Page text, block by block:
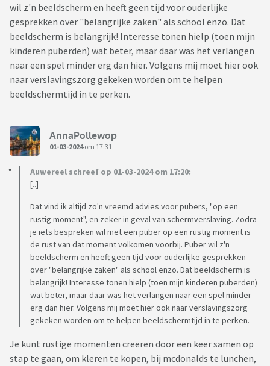
wil z'n beeldscherm en heeft geen tijd voor ouderlijke
gesprekken over "belangrijke zaken" als school enzo. Dat
beeldscherm is belangrijk! Interesse tonen hielp (toen mijn
kinderen puberden) wat beter, maar daar was het verlangen
naar een spel minder erg dan hier. Volgens mij moet hier ook
naar verslavingszorg gekeken worden om te helpen
beeldschermtijd in te perken.
AnnaPollewop
01-03-2024om 17:31
Auwereel schreef op 01-03-2024 om 17:20:
[..]
Dat vind ik altijd zo'n vreemd advies voor pubers, "op een
rustig moment", en zeker in geval van schermverslaving. Zodra
je iets bespreken wil met een puber op een rustig moment is
de rust van dat moment volkomen voorbij. Puber wil z'n
beeldscherm en heeft geen tijd voor ouderlijke gesprekken
over "belangrijke zaken" als school enzo. Dat beeldscherm is
belangrijk! Interesse tonen hielp (toen mijn kinderen puberden)
wat beter, maar daar was het verlangen naar een spel minder
erg dan hier. Volgens mij moet hier ook naar verslavingszorg
gekeken worden om te helpen beeldschermtijd in te perken.
Je kunt rustige momenten creëren door een keer samen op
stap te gaan, om kleren te kopen, bij mcdonalds te lunchen,